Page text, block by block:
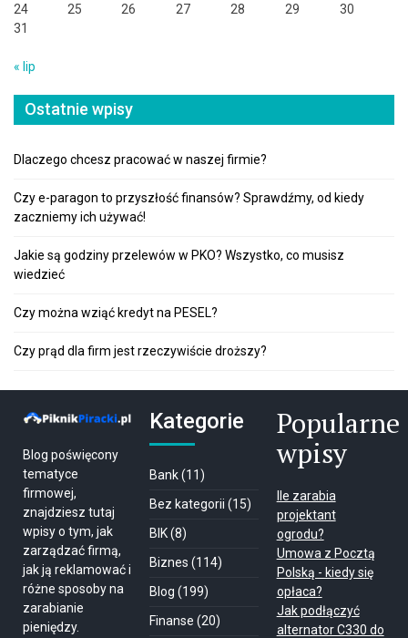
24
25 26 27 28 29
30
31
« lip
Ostatnie wpisy
Dlaczego chcesz pracować w naszej firmie?
Czy e-paragon to przyszłość finansów? Sprawdźmy, od kiedy
zaczniemy ich używać!
Jakie są godziny przelewów w PKO? Wszystko, co musisz
wiedzieć
Czy można wziąć kredyt na PESEL?
Czy prąd dla firm jest rzeczywiście droższy?
Blog poświęcony
tematyce
firmowej,
znajdziesz tutaj
wpisy o tym, jak
zarządzać firmą,
jak ją reklamować i
różne sposoby na
zarabianie
pieniędzy.
Kategorie
Bank(11)
Bez kategorii (15)
BIK(8)
Biznes (114)
Blog (199)
Finanse (20)
Popularne
wpisy
Ile zarabia
projektant
ogrodu?
Umowa z Pocztą
Polską - kiedy się
opłaca?
Jak podłączyć
alternator C330 do